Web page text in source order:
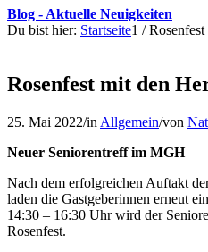
Blog - Aktuelle Neuigkeiten
Du bist hier: Startseite1 /
Rosenfest mit den
25. Mai 2022/in Allgemein/von
Neuer Seniorentreff im MGH
Nach dem erfolgreichen Auftakt
laden die Gastgeberinnen erneut
14:30 – 16:30 Uhr wird der
Rosenfest.